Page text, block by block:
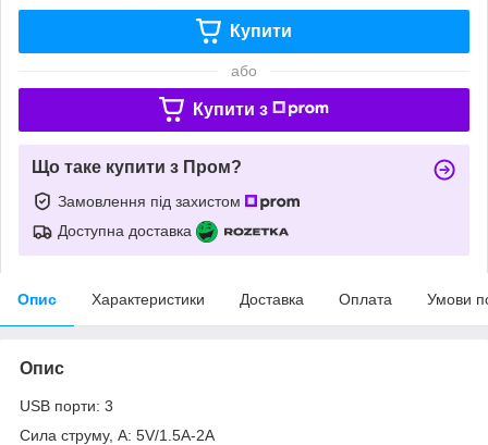
Купити
або
Купити з
Що таке купити з Пром?
Замовлення під захистом
Доступна доставка
Опис Характеристики Доставка Оплата Умови
Опис
USB порти: 3
Сила струму, А: 5V/1.5A-2A